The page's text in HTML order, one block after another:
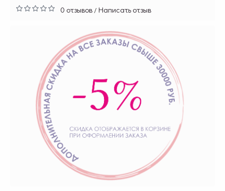
0 отзывов/ Написать отзыв